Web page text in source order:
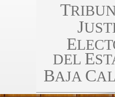
T
J
E
DEL E
BAJA C